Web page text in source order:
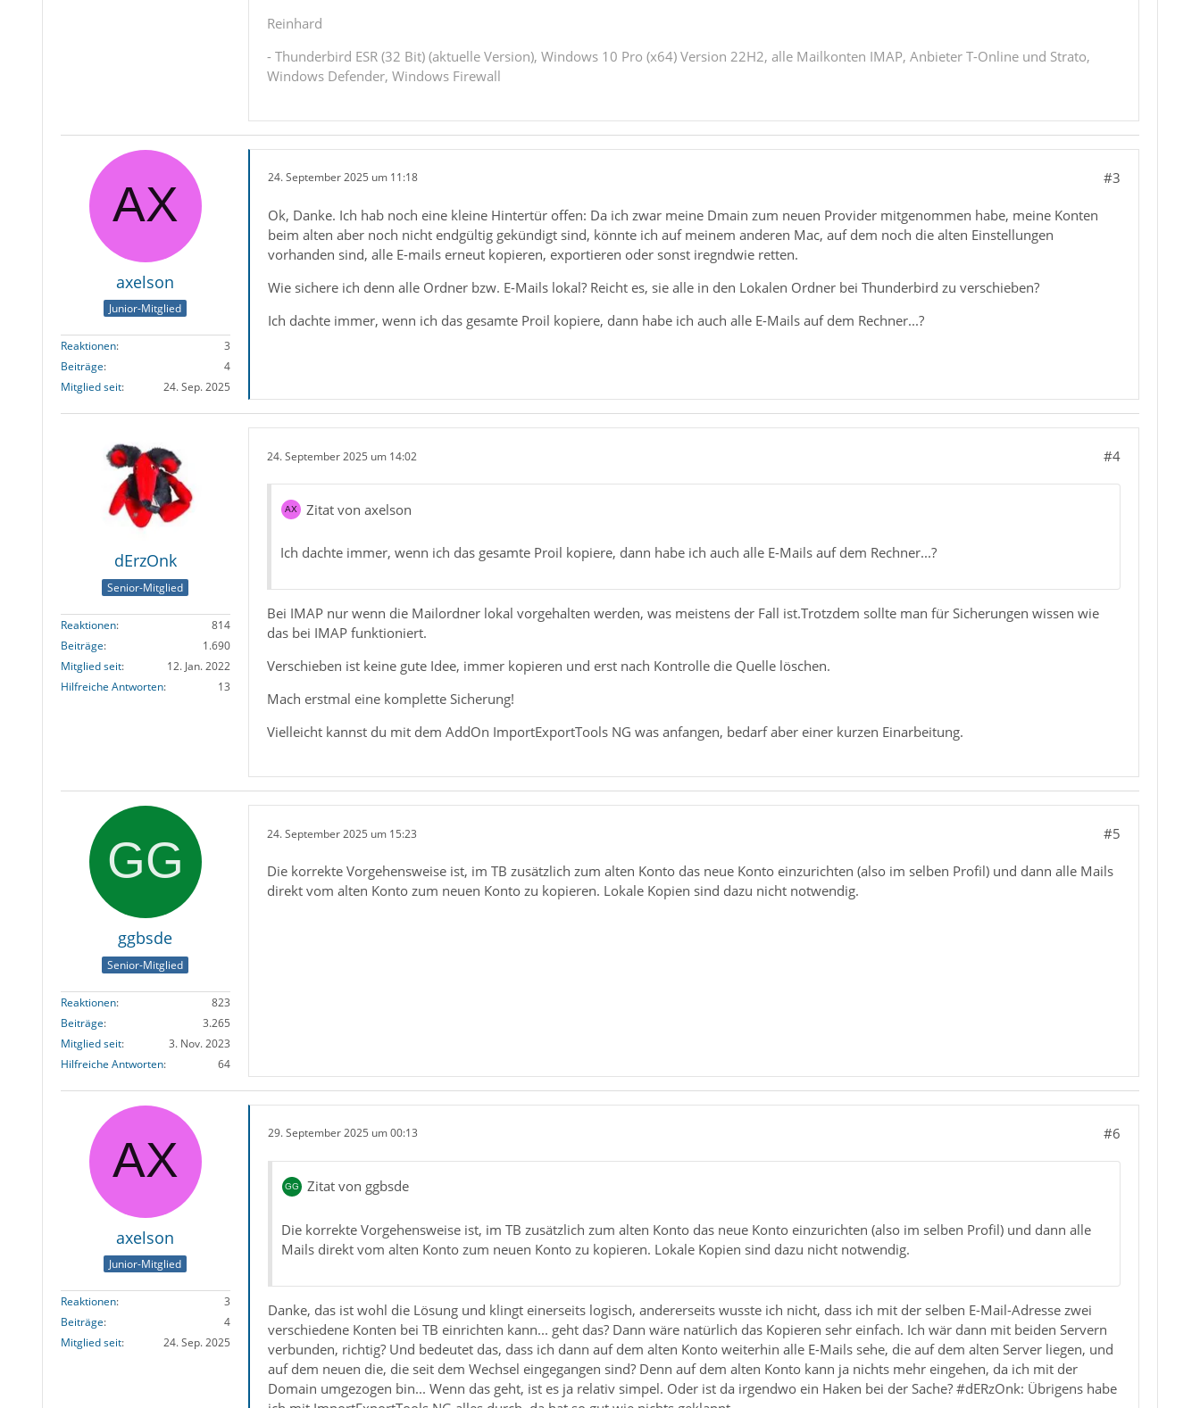
Reinhard
- Thunderbird ESR (32 Bit) (aktuelle Version), Windows 10 Pro (x64) Version 22H2, alle Mailkonten IMAP, Anbieter T-Online und Strato,
Windows Defender, Windows Firewall
axelson
Junior-Mitglied
Reaktionen
3
Beiträge
4
Mitglied seit
24. Sep. 2025
24. September 2025 um 11:18 #3
Ok, Danke. Ich hab noch eine kleine Hintertür offen: Da ich zwar meine Dmain zum neuen Provider mitgenommen habe, meine Konten
beim alten aber noch nicht endgültig gekündigt sind, könnte ich auf meinem anderen Mac, auf dem noch die alten Einstellungen
vorhanden sind, alle E-mails erneut kopieren, exportieren oder sonst iregndwie retten.
Wie sichere ich denn alle Ordner bzw. E-Mails lokal? Reicht es, sie alle in den Lokalen Ordner bei Thunderbird zu verschieben?
Ich dachte immer, wenn ich das gesamte Proil kopiere, dann habe ich auch alle E-Mails auf dem Rechner...?
dErzOnk
Senior-Mitglied
Reaktionen
814
Beiträge
1.690
Mitglied seit
12. Jan. 2022
Hilfreiche Antworten
13
24. September 2025 um 14:02 #4
Zitat von axelson
Ich dachte immer, wenn ich das gesamte Proil kopiere, dann habe ich auch alle E-Mails auf dem Rechner...?
Bei IMAP nur wenn die Mailordner lokal vorgehalten werden, was meistens der Fall ist.Trotzdem sollte man für Sicherungen wissen wie
das bei IMAP funktioniert.
Verschieben ist keine gute Idee, immer kopieren und erst nach Kontrolle die Quelle löschen.
Mach erstmal eine komplette Sicherung!
Vielleicht kannst du mit dem AddOn ImportExportTools NG was anfangen, bedarf aber einer kurzen Einarbeitung.
ggbsde
Senior-Mitglied
Reaktionen
823
Beiträge
3.265
Mitglied seit
3. Nov. 2023
Hilfreiche Antworten
64
24. September 2025 um 15:23 #5
Die korrekte Vorgehensweise ist, im TB zusätzlich zum alten Konto das neue Konto einzurichten (also im selben Profil) und dann alle Mails
direkt vom alten Konto zum neuen Konto zu kopieren. Lokale Kopien sind dazu nicht notwendig.
axelson
Junior-Mitglied
Reaktionen
3
Beiträge
4
Mitglied seit
24. Sep. 2025
29. September 2025 um 00:13 #6
Zitat von ggbsde
Die korrekte Vorgehensweise ist, im TB zusätzlich zum alten Konto das neue Konto einzurichten (also im selben Profil) und dann alle
Mails direkt vom alten Konto zum neuen Konto zu kopieren. Lokale Kopien sind dazu nicht notwendig.
Danke, das ist wohl die Lösung und klingt einerseits logisch, andererseits wusste ich nicht, dass ich mit der selben E-Mail-Adresse zwei
verschiedene Konten bei TB einrichten kann... geht das? Dann wäre natürlich das Kopieren sehr einfach. Ich wär dann mit beiden Servern
verbunden, richtig? Und bedeutet das, dass ich dann auf dem alten Konto weiterhin alle E-Mails sehe, die auf dem alten Server liegen, und
auf dem neuen die, die seit dem Wechsel eingegangen sind? Denn auf dem alten Konto kann ja nichts mehr eingehen, da ich mit der
Domain umgezogen bin... Wenn das geht, ist es ja relativ simpel. Oder ist da irgendwo ein Haken bei der Sache? #dERzOnk: Übrigens habe